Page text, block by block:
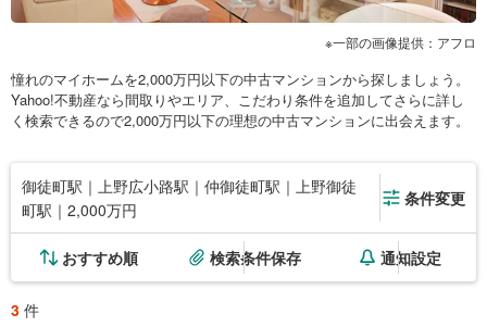
一部の画像提供：アフロ
憧れのマイホームを2,000万円以下の中古マンションから探しましょう。
Yahoo!不動産なら間取りやエリア、こだわり条件を追加してさらに詳し
く検索できるので2,000万円以下の理想の中古マンションに出会えます。
御徒町駅｜上野広小路駅｜仲御徒町駅｜上野御徒
町駅｜2,000万円
条件変更
おすすめ順 検索条件保存 通知設定
3 件